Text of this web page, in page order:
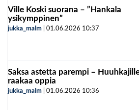
Ville Koski suorana – ”Hankala
ysikymppinen”
jukka_malm 01.06.2026 10:37
Saksa astetta parempi –
raakaa oppia
jukka_malm 01.06.2026 10:36